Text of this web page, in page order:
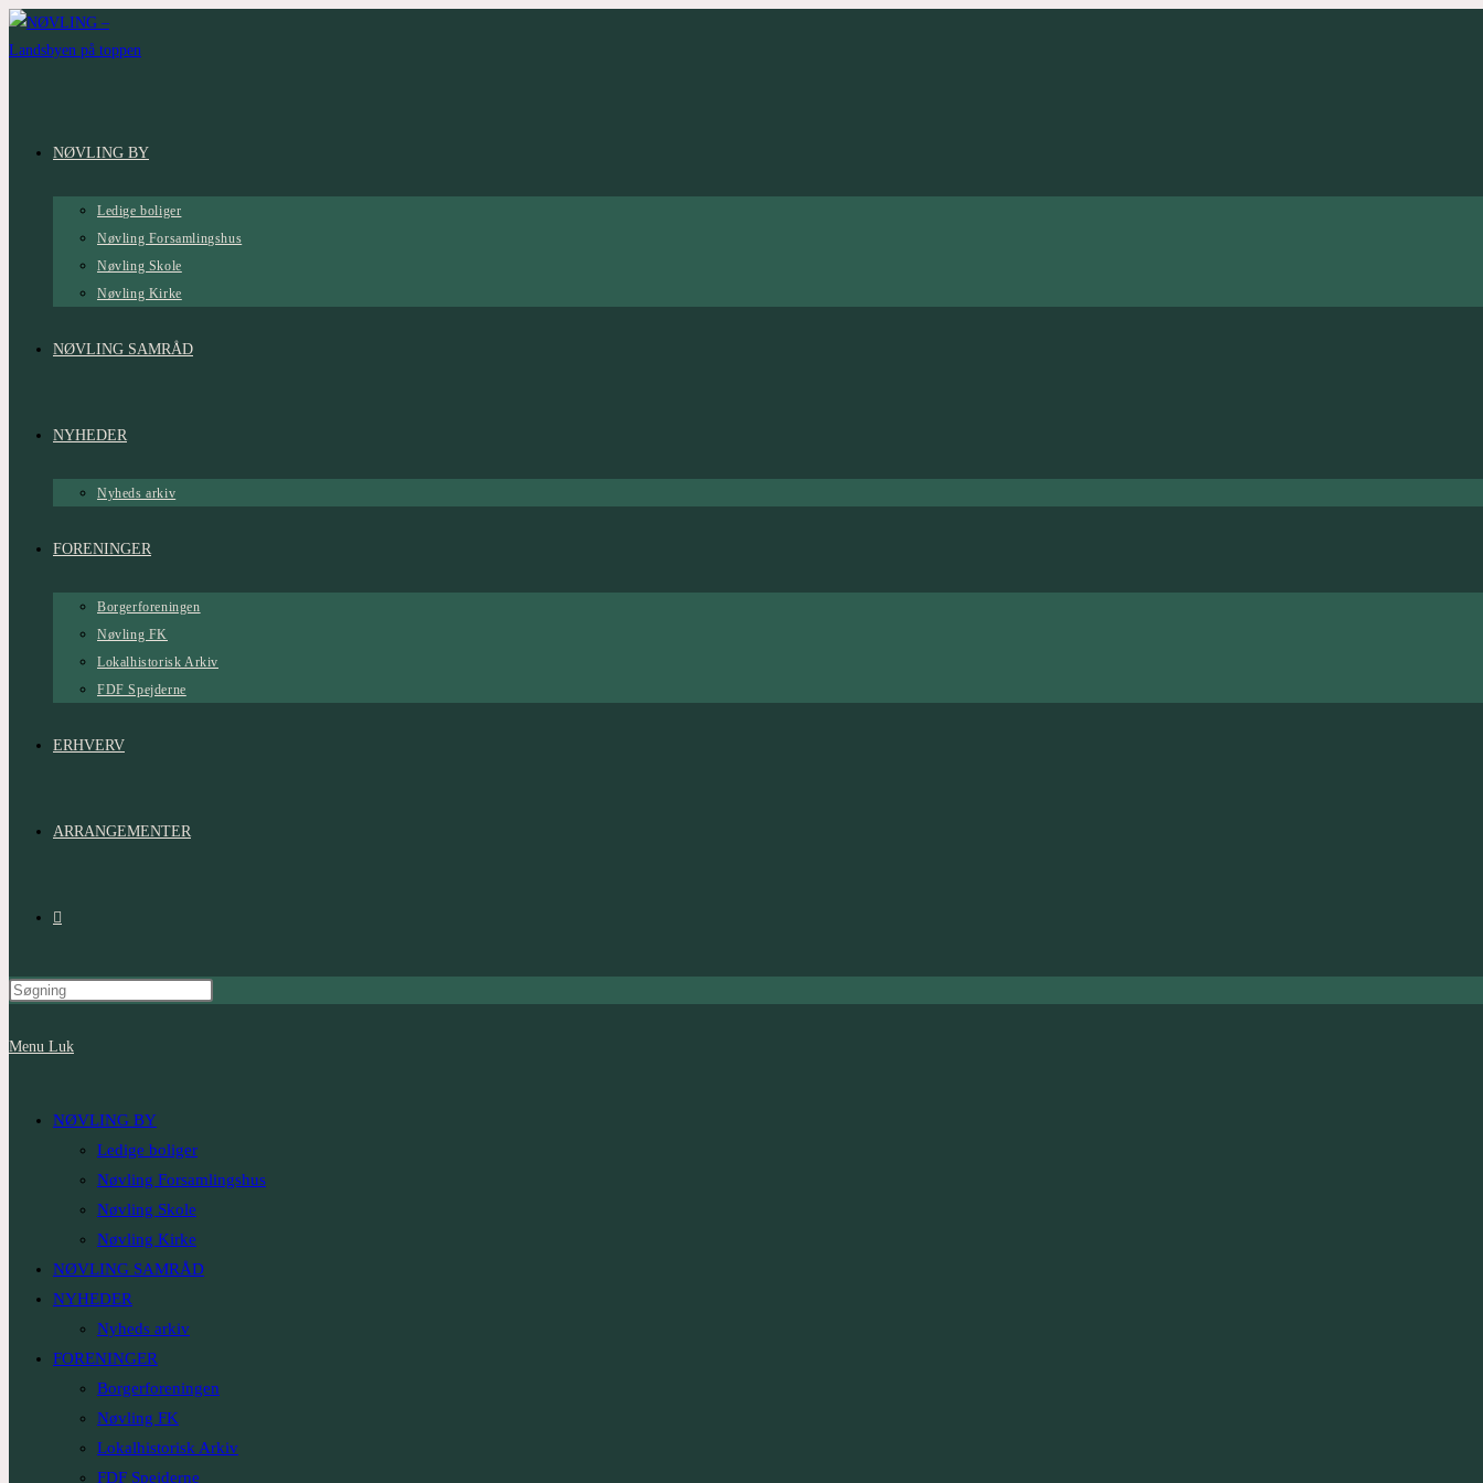
Skip
to
NØVLING BY
Ledige boliger
Nøvling Forsamlingshus
Nøvling Skole
Nøvling Kirke
NØVLING SAMRÅD
NYHEDER
Nyheds arkiv
FORENINGER
Borgerforeningen
Nøvling FK
Lokalhistorisk Arkiv
FDF Spejderne
ERHVERV
ARRANGEMENTER
Toggle
website
Menu Luk
NØVLING BY
Ledige boliger
Nøvling Forsamlingshus
Nøvling Skole
Nøvling Kirke
NØVLING SAMRÅD
NYHEDER
Nyheds arkiv
FORENINGER
Borgerforeningen
Nøvling FK
Lokalhistorisk Arkiv
FDF Spejderne